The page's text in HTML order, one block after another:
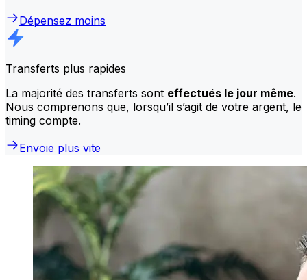
Dépensez moins
Transferts plus rapides
La majorité des transferts sont effectués le jour même.
Nous comprenons que, lorsqu’il s’agit de votre argent, le
timing compte.
Envoie plus vite